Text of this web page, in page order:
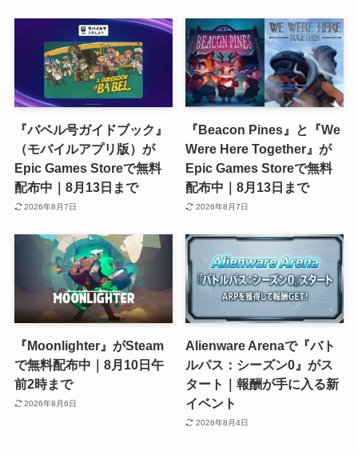
『バベル号ガイドブック』
（モバイルアプリ版）が
Epic Games Storeで無料
配布中｜8月13日まで
2026年8月7日
『Beacon Pines』と『We
Were Here Together』が
Epic Games Storeで無料
配布中｜8月13日まで
2026年8月7日
『Moonlighter』がSteam
で無料配布中｜8月10日午
前2時まで
2026年8月6日
Alienware Arenaで『バト
ルパス：シーズン0』がス
タート｜報酬が手に入る新
イベント
2026年8月4日